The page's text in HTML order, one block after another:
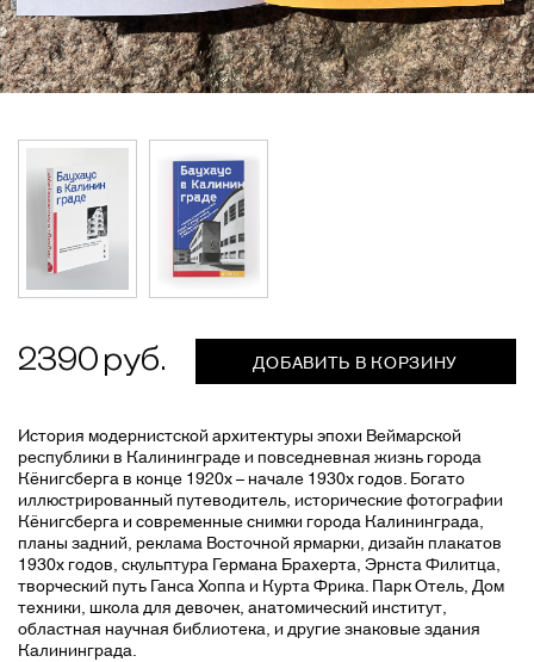
2390 ДОБАВИТЬ В КОРЗИНУ
История модернистской архитектуры эпохи Веймарской
республики в Калининграде и повседневная жизнь города
Кёнигсберга в конце 1920х – начале 1930х годов. Богато
иллюстрированный путеводитель, исторические фотографии
Кёнигсберга и современные снимки города Калининграда,
планы задний, реклама Восточной ярмарки, дизайн плакатов
1930х годов, скульптура Германа Брахерта, Эрнста Филитца,
творческий путь Ганса Хоппа и Курта Фрика. Парк Отель, Дом
техники, школа для девочек, анатомический институт,
областная научная библиотека, и другие знаковые здания
Калининграда.